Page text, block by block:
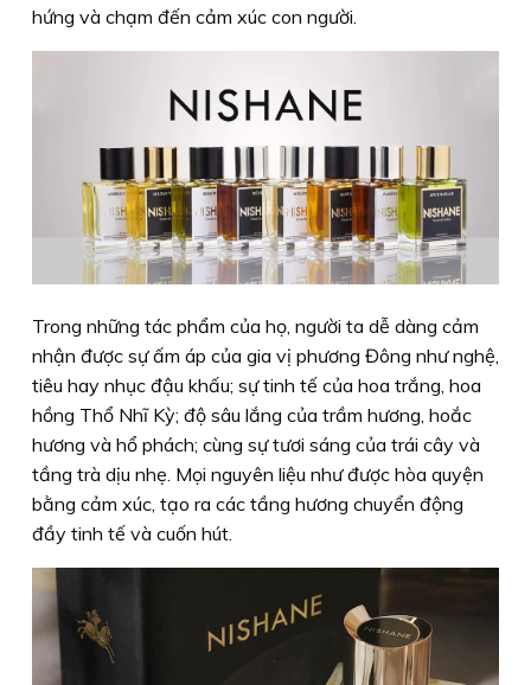
hứng và chạm đến cảm xúc con người.
Trong những tác phẩm của họ, người ta dễ dàng cảm
nhận được sự ấm áp của gia vị phương Đông như nghệ,
tiêu hay nhục đậu khấu; sự tinh tế của hoa trắng, hoa
hồng Thổ Nhĩ Kỳ; độ sâu lắng của trầm hương, hoắc
hương và hổ phách; cùng sự tươi sáng của trái cây và
tầng trà dịu nhẹ. Mọi nguyên liệu như được hòa quyện
bằng cảm xúc, tạo ra các tầng hương chuyển động
đầy tinh tế và cuốn hút.